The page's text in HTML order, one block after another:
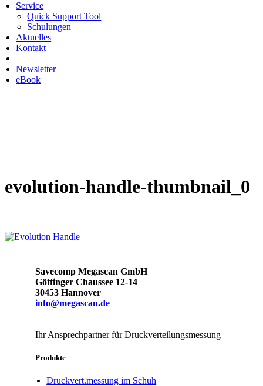
Service
Quick Support Tool
Schulungen
Aktuelles
Kontakt
Newsletter
eBook
evolution-handle-thumbnail_0
Savecomp Megascan GmbH
Göttinger Chaussee 12-14
30453 Hannover
info@megascan.de
Ihr Ansprechpartner für Druckverteilungsmessung
Produkte
Druckvert.messung im Schuh